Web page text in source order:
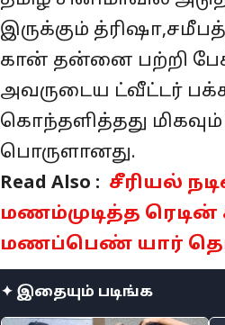
இருக்கும்
கான் தன்னை பற்றி
அவருடைய ட்வீட்டர்
கொந்தளித்தது மிகவும்
பொருளானது.
Read Also : சீரியல்
மணம்முடித்த
மணப்பெண் யார்
✦ இதையும் படிங்க